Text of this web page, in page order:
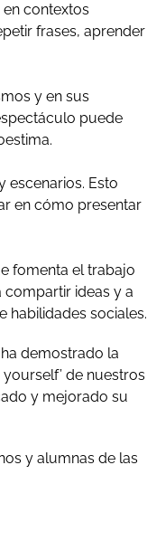
contextos
frases, aprender
y en sus
puede
escenarios. Esto
en cómo presentar
fomenta el trabajo
compartir ideas y a
habilidades sociales.
demostrado la
de nuestros
y mejorado su
y alumnas de las